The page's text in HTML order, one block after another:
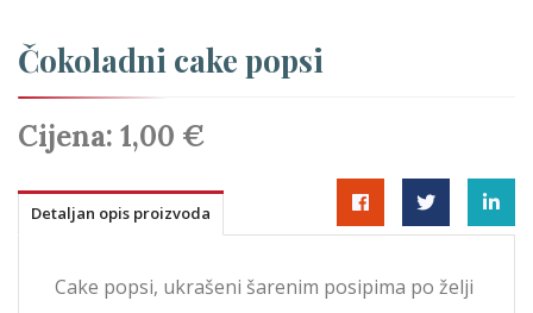
Čokoladni cake popsi
Cijena: 1,00 €
Detaljan opis proizvoda
Cake popsi, ukrašeni šarenim posipima po želji